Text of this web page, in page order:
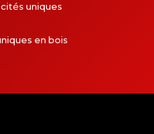
uniques
en bois